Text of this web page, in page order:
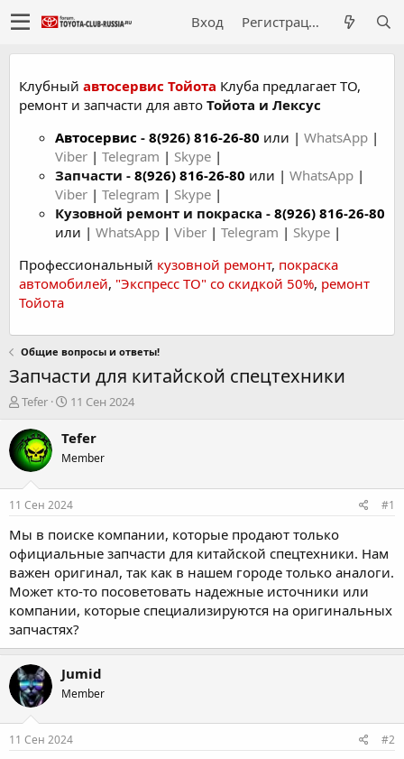
Вход Регистрация
Клубный автосервис Тойота Клуба предлагает ТО,
ремонт и запчасти для авто Тойота и Лексус
Автосервис - 8(926) 816-26-80 или | WhatsApp |
Viber | Telegram | Skype |
Запчасти - 8(926) 816-26-80 или | WhatsApp |
Viber | Telegram | Skype |
Кузовной ремонт и покраска - 8(926) 816-26-80
или | WhatsApp | Viber | Telegram | Skype |
Профессиональный кузовной ремонт, покраска
автомобилей, "Экспресс ТО" со скидкой 50%, ремонт
Тойота
Общие вопросы и ответы!
Запчасти для китайской спецтехники
А
т
о
р
е
м
ы
Tefer
Д
т
н
ч
а
л
11 Сен 2024
Tefer
Member
11 Сен 2024 #1
Мы в поиске компании, которые продают только
официальные запчасти для китайской спецтехники. Нам
важен оригинал, так как в нашем городе только аналоги.
Может кто-то посоветовать надежные источники или
компании, которые специализируются на оригинальных
запчастях?
Jumid
Member
11 Сен 2024 #2